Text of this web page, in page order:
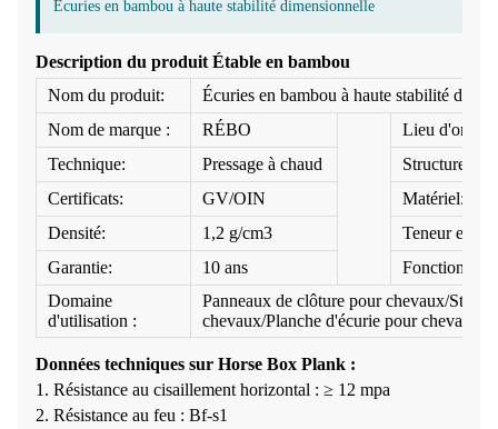
Écuries en bambou à haute stabilité dimensionnelle
Description du produit Étable en bambou
Nom du produit:
Écuries en bambou à haute stabilité
Nom de marque :
RÉBO
Lieu
Technique:
Pressage à chaud
Structure:
Certificats:
GV/OIN
Matériel:
Densité:
1,2 g/cm3
Teneur en
Garantie:
10 ans
Domaine
d'utilisation :
Panneaux de clôture pour chevaux/
chevaux/Planche d'écurie pour chevaux
Données techniques sur Horse Box Plank :
1. Résistance au cisaillement horizontal : ≥ 12 mpa
2. Résistance au feu : Bf-s1